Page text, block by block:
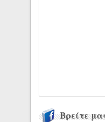
Βρείτε